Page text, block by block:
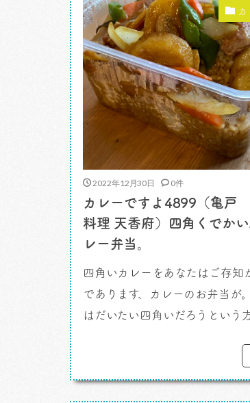
フェ」 […]
カ
2022年12月30日 0件
カレーですよ4899（亀戸
料理 天香府）四角くでか
レー弁当。
四角いカレーをあなたはご存知
であります、カレーのお弁当が
はだいたい四角いだろうという
まりないはずだよ。その上四角
い。いっぱい入るんです。 カ
よ。 お気に入りの亀戸十三軒